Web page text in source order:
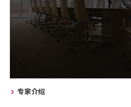
专家介绍